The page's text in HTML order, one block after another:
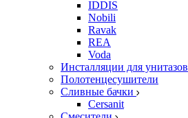
IDDIS
Nobili
Ravak
REA
Voda
Инсталляции для унитазов
Полотенцесушители
Сливные бачки
Cersanit